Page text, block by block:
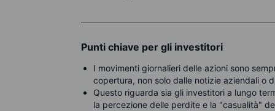
Punti chiave per gli investitori
I movimenti giornalieri delle azioni sono
copertura, non solo dalle notizie aziendali o
Questo riguarda sia gli investitori a lungo
la percezione delle perdite e la "casualità"